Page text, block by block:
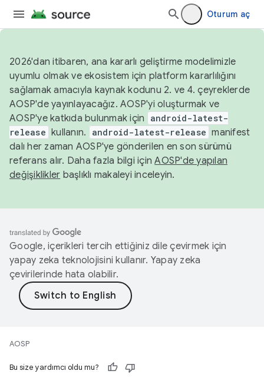
Oturum aç
2026'dan itibaren, ana kararlı geliştirme modelimizle
uyumlu olmak ve ekosistem için platform kararlılığını
sağlamak amacıyla kaynak kodunu 2. ve 4. çeyreklerde
AOSP'de yayınlayacağız. AOSP'yi oluşturmak ve
AOSP'ye katkıda bulunmak için
android-latest-
release kullanın. android-latest-release manifest
dalı her zaman AOSP'ye gönderilen en son sürümü
referans alır. Daha fazla bilgi içinAOSP'de yapılan
değişiklikler başlıklı makaleyi inceleyin.
Google, içerikleri tercih ettiğiniz dile çevirmek için
yapay zeka teknolojisini kullanır. Yapay zeka
çevirilerinde hata olabilir.
AOSP
Bu size yardımcı oldu mu?